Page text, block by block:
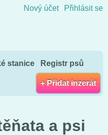
Nový účet Přihlásit se
stanice Registr psů
+ Přidat inzerát
a psi